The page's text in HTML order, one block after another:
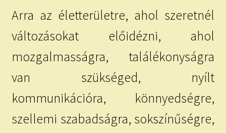
Arra az életterületre, ahol szeretnél
változásokat előidézni, ahol
mozgalmasságra, találékonyságra
van szükséged, nyílt
kommunikációra, könnyedségre,
szellemi szabadságra, sokszínűségre,